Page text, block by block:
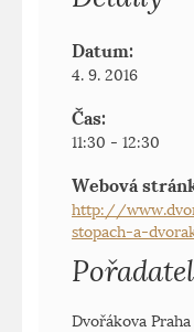
Datum:
4. 9. 2016
Čas:
11:30 - 12:30
Webová
http://
stopach-a-
Pořadatel
Dvořákova Praha